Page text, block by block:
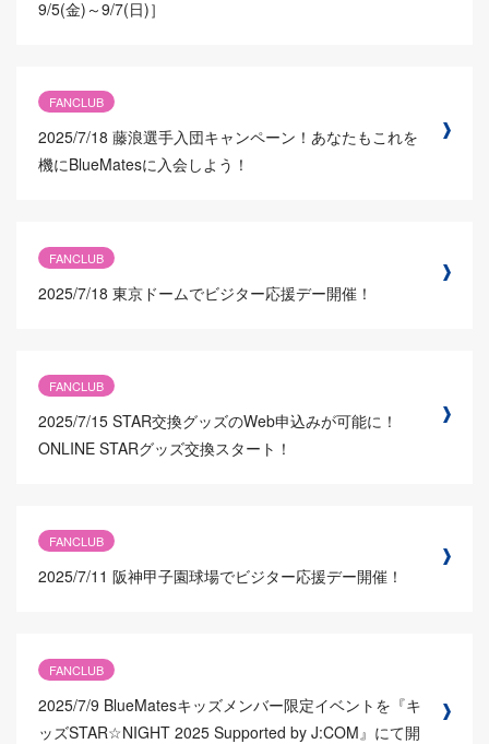
9/5(金)～9/7(日)］
FANCLUB
2025/7/18 藤浪選手入団キャンペーン！あなたもこれを
機にBlueMatesに入会しよう！
FANCLUB
2025/7/18 東京ドームでビジター応援デー開催！
FANCLUB
2025/7/15 STAR交換グッズのWeb申込みが可能に！
ONLINE STARグッズ交換スタート！
FANCLUB
2025/7/11 阪神甲子園球場でビジター応援デー開催！
FANCLUB
2025/7/9 BlueMatesキッズメンバー限定イベントを『キ
ッズSTAR☆NIGHT 2025 Supported by J:COM』にて開